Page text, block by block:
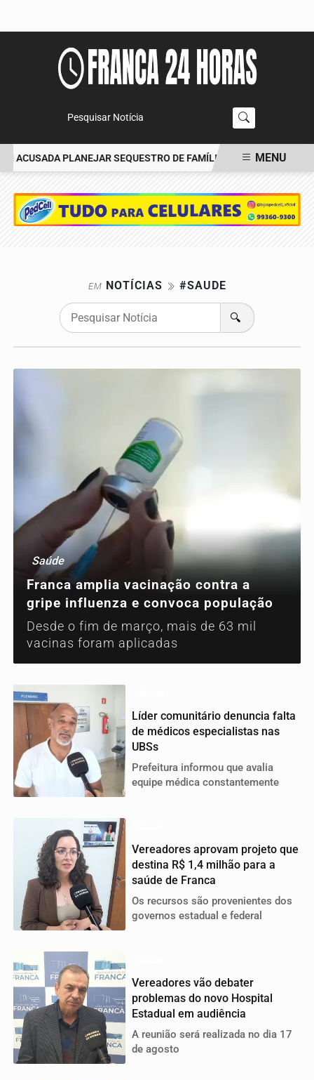
Pesquisar Notícia
ACUSADA PLANEJAR SEQUESTRO DE FAMÍLIA CARRO BATE
MENU
EM NOTÍCIAS #SAUDE
🔍
Saúde
Franca amplia vacinação contra a
gripe influenza e convoca população
Desde o fim de março, mais de 63 mil
vacinas foram aplicadas
Líder comunitário denuncia falta
de médicos especialistas nas
UBSs
Prefeitura informou que avalia
equipe médica constantemente
Vereadores aprovam projeto que
destina R$ 1,4 milhão para a
saúde de Franca
Os recursos são provenientes dos
governos estadual e federal
Vereadores vão debater
problemas do novo Hospital
Estadual em audiência
A reunião será realizada no dia 17
de agosto